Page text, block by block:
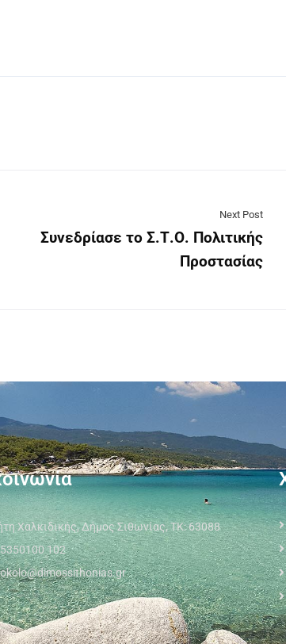
Next Post
Συνεδρίασε το Σ.Τ.Ο. Πολιτικής
Προστασίας
Χαλκιδικής, Δήμος Σιθωνίας, ΤΚ: 63088
102